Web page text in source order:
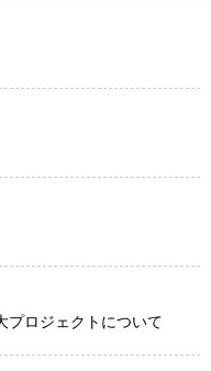
プロジェクトについて